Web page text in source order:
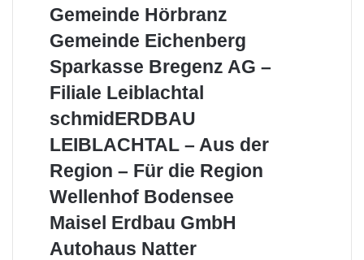
Gemeinde
Gemeinde Hörbranz
Gemeinde
Gemeinde Eichenberg
Sparkasse
Bregenz
AG
–
Leiblachtal
Sparkasse Bregenz AG –
Filiale Leiblachtal
schmidERDBAU
–
Aus
Region
–
Für
die
schmidERDBAU
LEIBLACHTAL – Aus der
Region – Für die Region
Wellenhof
Wellenhof Bodensee
Maisel
GmbH
Maisel Erdbau GmbH
Autohaus
Autohaus Natter